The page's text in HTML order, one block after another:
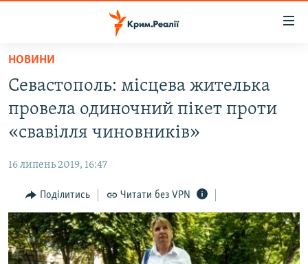
Перейти
основного
матеріалу
Перейти
до
основної
Перейти
до
пошуку
ВІДЕО ТА ФОТО
БЛОГИ
ПОГЛЯД
ІНТЕРВ'Ю
ВСЕ ЗА ДЕНЬ
НОВИНИ
Севастополь: місцева жителька
провела одиночний пікет проти
«свавілля чиновників»
16 липень 2019, 16:47
Поділитись Читати без VPN